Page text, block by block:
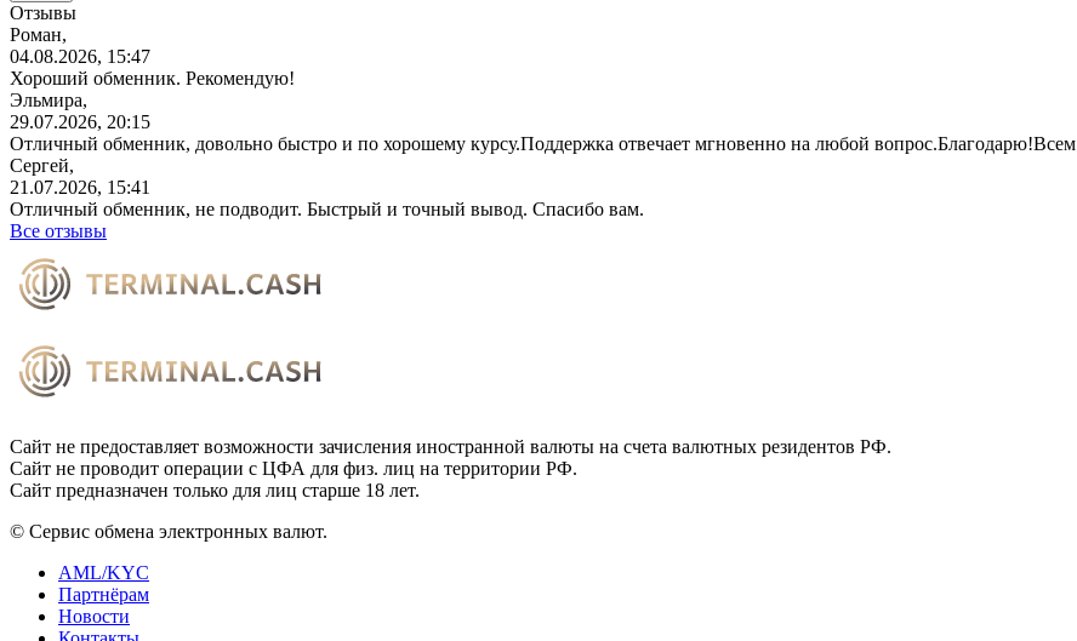
Отзывы
Роман,
04.08.2026, 15:47
Хороший обменник. Рекомендую!
Эльмира,
29.07.2026, 20:15
Отличный обменник, довольно быстро и по хорошему курсу.Поддержка отвечает мгновенно на любой вопрос.Благодарю!Всем
Сергей,
21.07.2026, 15:41
Отличный обменник, не подводит. Быстрый и точный вывод. Спасибо вам.
Все отзывы
Сайт не предоставляет возможности зачисления иностранной валюты на счета валютных резидентов РФ.
Сайт не проводит операции с ЦФА для физ. лиц на территории РФ.
Сайт предназначен только для лиц старше 18 лет.
© Сервис обмена электронных валют.
AML/KYC
Партнёрам
Новости